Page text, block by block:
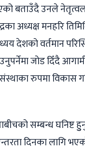
बताउँदै उनले
अध्यक्ष मनहरि
देशको वर्तमान
जोड दिँदै
रुपमा विकास
सम्बन्ध घनिष्ट
दिनका लागि